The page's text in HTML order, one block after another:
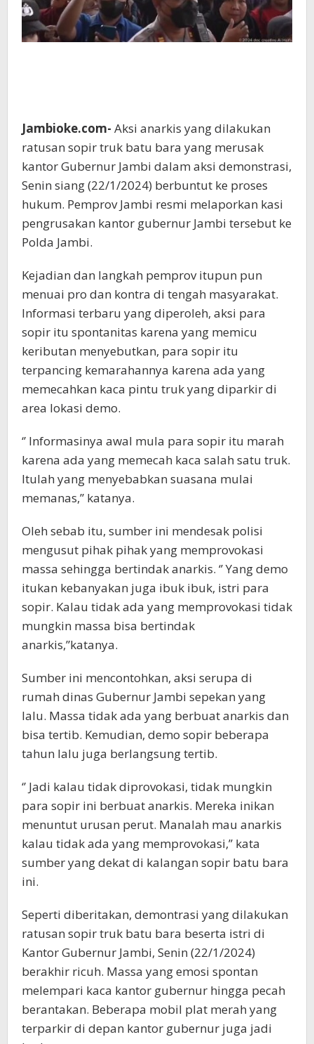
Jambioke.com- Aksi anarkis yang dilakukan
ratusan sopir truk batu bara yang merusak
kantor Gubernur Jambi dalam aksi demonstrasi,
Senin siang (22/1/2024) berbuntut ke proses
hukum. Pemprov Jambi resmi melaporkan kasi
pengrusakan kantor gubernur Jambi tersebut ke
Polda Jambi.
Kejadian dan langkah pemprov itupun pun
menuai pro dan kontra di tengah masyarakat.
Informasi terbaru yang diperoleh, aksi para
sopir itu spontanitas karena yang memicu
keributan menyebutkan, para sopir itu
terpancing kemarahannya karena ada yang
memecahkan kaca pintu truk yang diparkir di
area lokasi demo.
‘’ Informasinya awal mula para sopir itu marah
karena ada yang memecah kaca salah satu truk.
Itulah yang menyebabkan suasana mulai
memanas,’’ katanya.
Oleh sebab itu, sumber ini mendesak polisi
mengusut pihak pihak yang memprovokasi
massa sehingga bertindak anarkis. ‘’ Yang demo
itukan kebanyakan juga ibuk ibuk, istri para
sopir. Kalau tidak ada yang memprovokasi tidak
mungkin massa bisa bertindak
anarkis,”katanya.
Sumber ini mencontohkan, aksi serupa di
rumah dinas Gubernur Jambi sepekan yang
lalu. Massa tidak ada yang berbuat anarkis dan
bisa tertib. Kemudian, demo sopir beberapa
tahun lalu juga berlangsung tertib.
‘’ Jadi kalau tidak diprovokasi, tidak mungkin
para sopir ini berbuat anarkis. Mereka inikan
menuntut urusan perut. Manalah mau anarkis
kalau tidak ada yang memprovokasi,’’ kata
sumber yang dekat di kalangan sopir batu bara
ini.
Seperti diberitakan, demontrasi yang dilakukan
ratusan sopir truk batu bara beserta istri di
Kantor Gubernur Jambi, Senin (22/1/2024)
berakhir ricuh. Massa yang emosi spontan
melempari kaca kantor gubernur hingga pecah
berantakan. Beberapa mobil plat merah yang
terparkir di depan kantor gubernur juga jadi